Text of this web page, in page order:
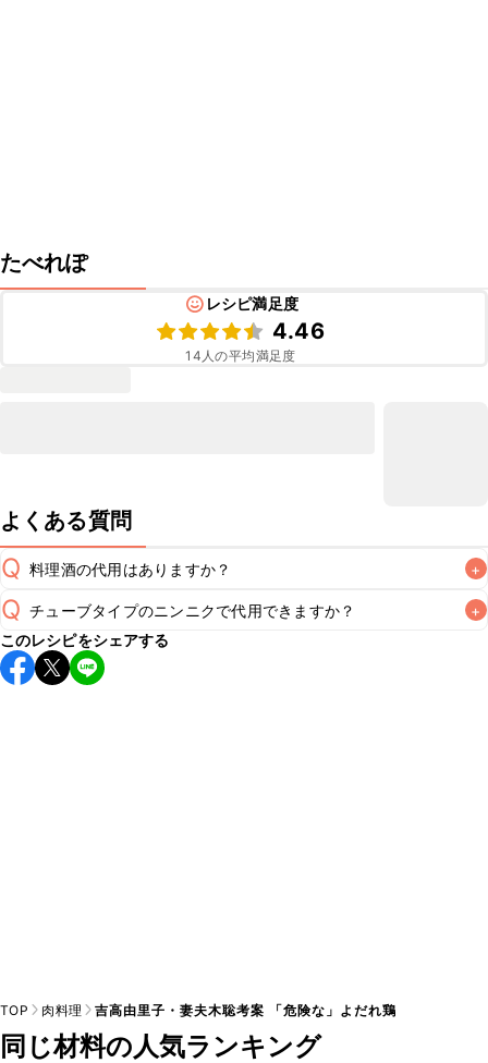
たべれぽ
レシピ満足度
4.46
14 人の平均満足度
よくある質問
Q 料理酒の代用はありますか？ +
A
Q チューブタイプのニンニクで代用できますか？ +
A
チューブタイプのニンニクを使用してもお作りいただけま
す。小さじ1を目安に加え、お好みの風味になるようご調節く
このレシピをシェアする
TOP 肉料理 吉高由里子・妻夫木聡考案 「危険な」よだれ鶏
同じ材料の人気ランキング